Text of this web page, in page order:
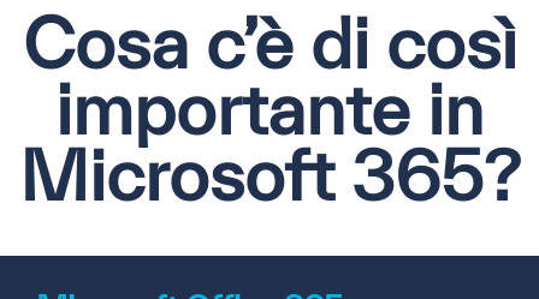
Cosa c’è di così
importante in
Microsoft 365?